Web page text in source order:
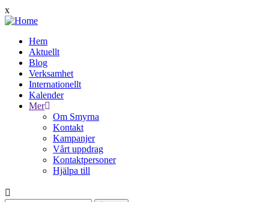
Skip
to
content
x
Main
navigation
Hem
Aktuellt
Blog
Verksamhet
Internationellt
Kalender
Mer
Om Smyrna
Kontakt
Kampanjer
Vårt uppdrag
Kontaktpersoner
Hjälpa till